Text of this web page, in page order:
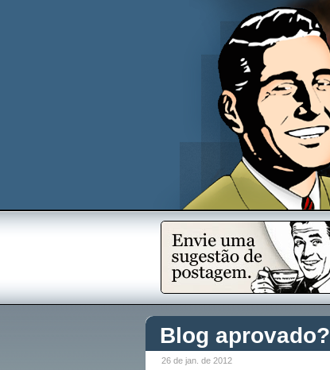
Blog aprovado?
26 de jan. de 2012